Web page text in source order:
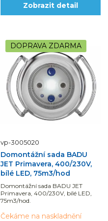
Zobrazit detail
DOPRAVA ZDARMA
vp-3005020
Domontážní sada BADU
JET Primavera, 400/230V,
bílé LED, 75m3/hod
Domontážní sada BADU JET
Primavera, 400/230V, bílé LED,
75m3/hod.
Čekáme na naskladnění